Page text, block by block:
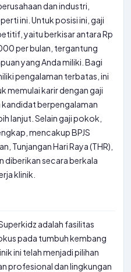
dan industri,
ini. Untuk posisi ini, gaji
yaitu berkisar antara Rp
per bulan, tergantung
yang Anda miliki. Bagi
pengalaman terbatas, ini
memulai karir dengan gaji
kandidat berpengalaman
lanjut. Selain gaji pokok,
mencakup BPJS
Tunjangan Hari Raya (THR),
diberikan secara berkala
klinik.
adalah fasilitas
pada tumbuh kembang
ini telah menjadi pilihan
profesional dan lingkungan